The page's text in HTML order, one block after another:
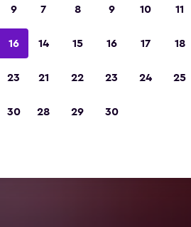
9
16
23
30
7 8 9 10 11
14 15 16 17 18
21 22 23 24 25
28 29 30